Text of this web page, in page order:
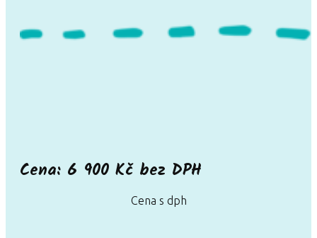
Cena: 6 900 Kč bez DPH
Cena s dph